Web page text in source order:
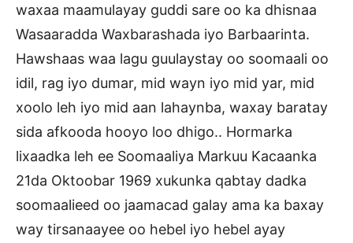
waxaa maamulayay guddi sare oo ka dhisnaa
Wasaaradda Waxbarashada iyo Barbaarinta.
Hawshaas waa lagu guulaystay oo soomaali oo
idil, rag iyo dumar, mid wayn iyo mid yar, mid
xoolo leh iyo mid aan lahaynba, waxay baratay
sida afkooda hooyo loo dhigo.. Hormarka
lixaadka leh ee Soomaaliya Markuu Kacaanka
21da Oktoobar 1969 xukunka qabtay dadka
soomaalieed oo jaamacad galay ama ka baxay
way tirsanaayee oo hebel iyo hebel ayay